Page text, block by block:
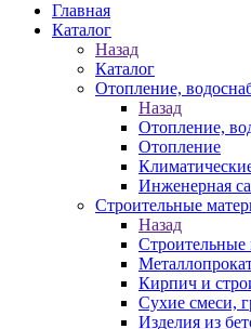
Главная
Каталог
Назад
Каталог
Отопление,
Назад
Отопление,
Отопление
Инженерная
Строительные
Назад
Строительные
Кирпич и
Сухие смеси,
Изделия из